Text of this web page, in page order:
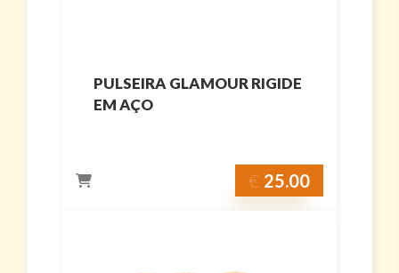
PULSEIRA GLAMOUR RIGIDE
EM AÇO
€ 25.00